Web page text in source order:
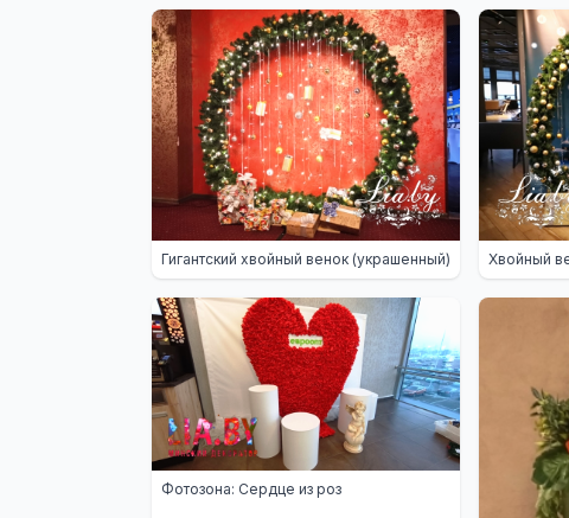
Гигантский хвойный венок (украшенный) Хвойный
Фотозона: Сердце из роз